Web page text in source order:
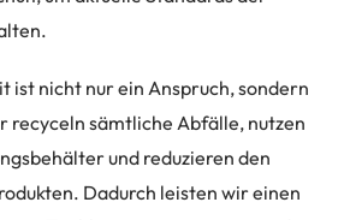
ist nicht nur ein Anspruch, sondern
recyceln sämtliche Abfälle, nutzen
und reduzieren den
Dadurch leisten wir einen